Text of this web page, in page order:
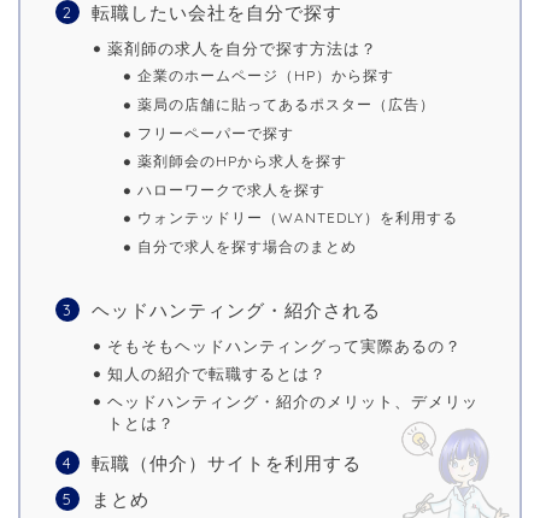
転職したい会社を自分で探す
薬剤師の求人を自分で探す方法は？
企業のホームページ（HP）から探す
薬局の店舗に貼ってあるポスター（広告）
フリーペーパーで探す
薬剤師会のHPから求人を探す
ハローワークで求人を探す
ウォンテッドリー（WANTEDLY）を利用する
自分で求人を探す場合のまとめ
ヘッドハンティング・紹介される
そもそもヘッドハンティングって実際あるの？
知人の紹介で転職するとは？
ヘッドハンティング・紹介のメリット、デメリッ
トとは？
転職（仲介）サイトを利用する
まとめ